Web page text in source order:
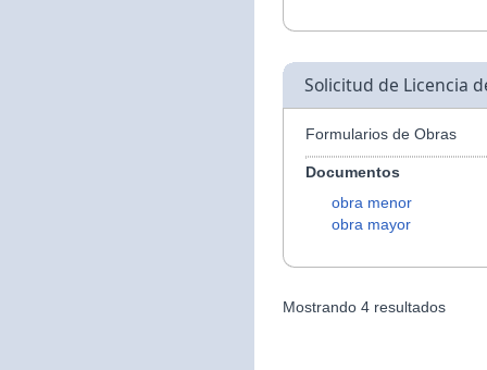
Solicitud de Licencia
Formularios de Obras
Documentos
obra menor
obra mayor
Mostrando 4 resultados